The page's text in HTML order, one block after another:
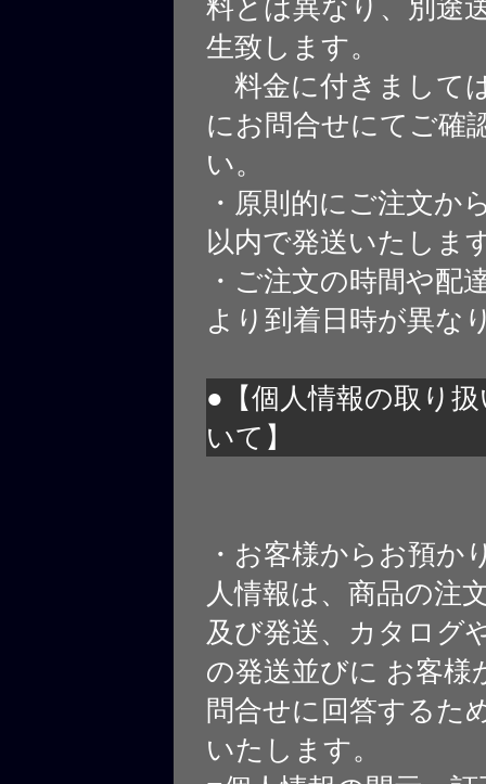
料とは異なり、別途
生致します。
料金に付きまして
にお問合せにてご確
い。
・原則的にご注文か
以内で発送いたしま
・ご注文の時間や配
より到着日時が異な
●【個人情報の取り
いて】
・お客様からお預か
人情報は、商品の注
及び発送、カタログ
の発送並びに お客様
問合せに回答するた
いたします。